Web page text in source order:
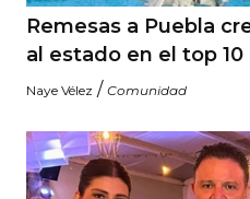
Remesas a Puebla
al estado en el top 10
Naye Vélez / Comunidad